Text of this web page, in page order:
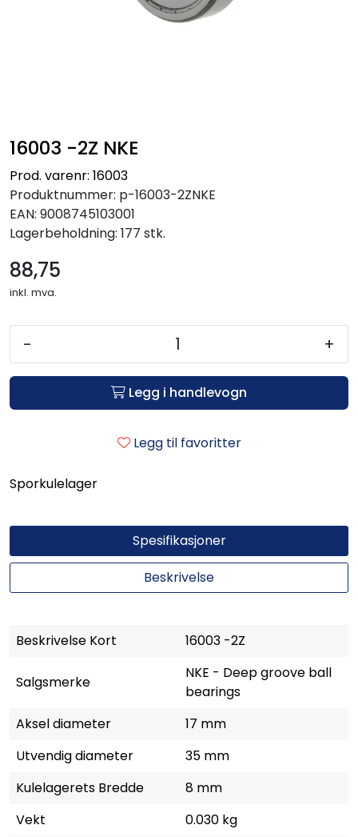
16003 -2Z NKE
Prod. varenr: 16003
Produktnummer: p-16003-2ZNKE
EAN: 9008745103001
Lagerbeholdning: 177 stk.
88,75
inkl. mva.
- +
Legg i handlevogn
Legg til favoritter
Sporkulelager
Spesifikasjoner
Beskrivelse
Beskrivelse Kort 16003 -2Z
Salgsmerke
NKE - Deep groove ball
bearings
Aksel diameter
17 mm
Utvendig diameter
35 mm
Kulelagerets Bredde
8 mm
Vekt
0.030 kg